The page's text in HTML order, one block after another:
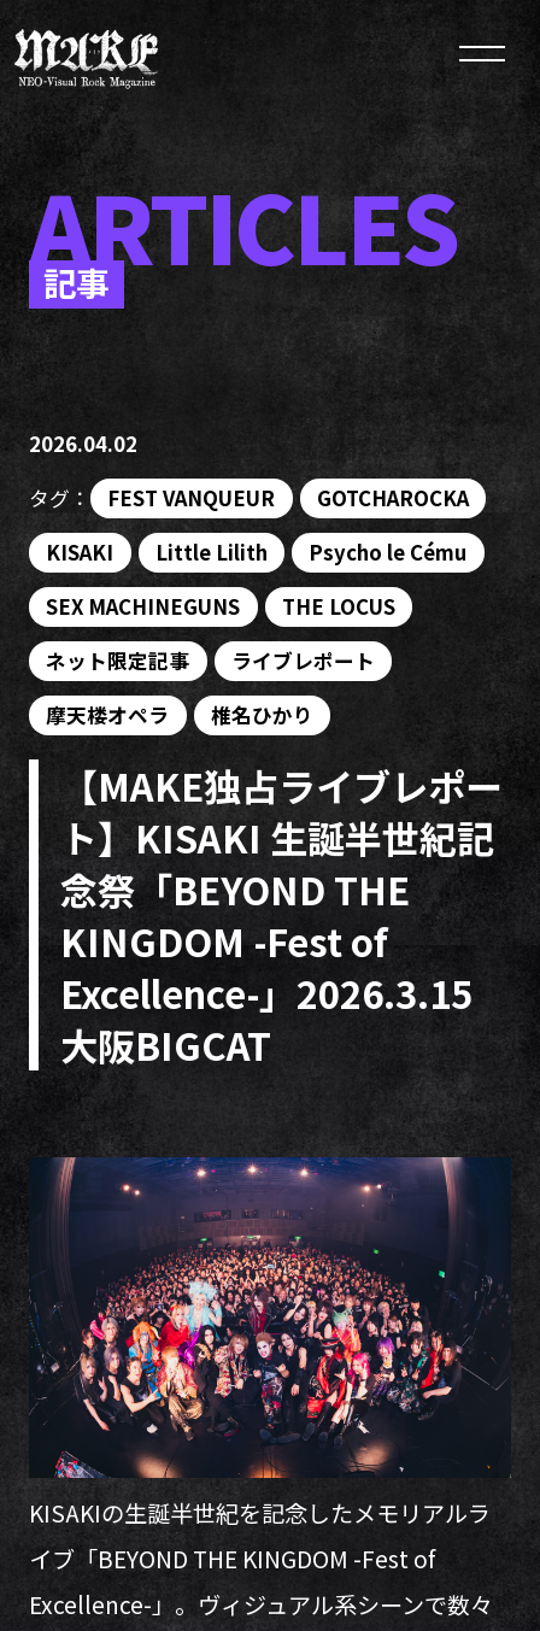
ARTICLES
記事
2026.04.02
タグ：
FEST VANQUEUR
GOTCHAROCKA
KISAKI
Little Lilith
Psycho le Cému
SEX MACHINEGUNS
THE LOCUS
ネット限定記事
ライブレポート
摩天楼オペラ
椎名ひかり
【MAKE独占ライブレポー
ト】KISAKI 生誕半世紀記
念祭「BEYOND THE
KINGDOM -Fest of
Excellence-」2026.3.15
大阪BIGCAT
KISAKIの生誕半世紀を記念したメモリアルラ
イブ「BEYOND THE KINGDOM -Fest of
Excellence-」。ヴィジュアル系シーンで数々